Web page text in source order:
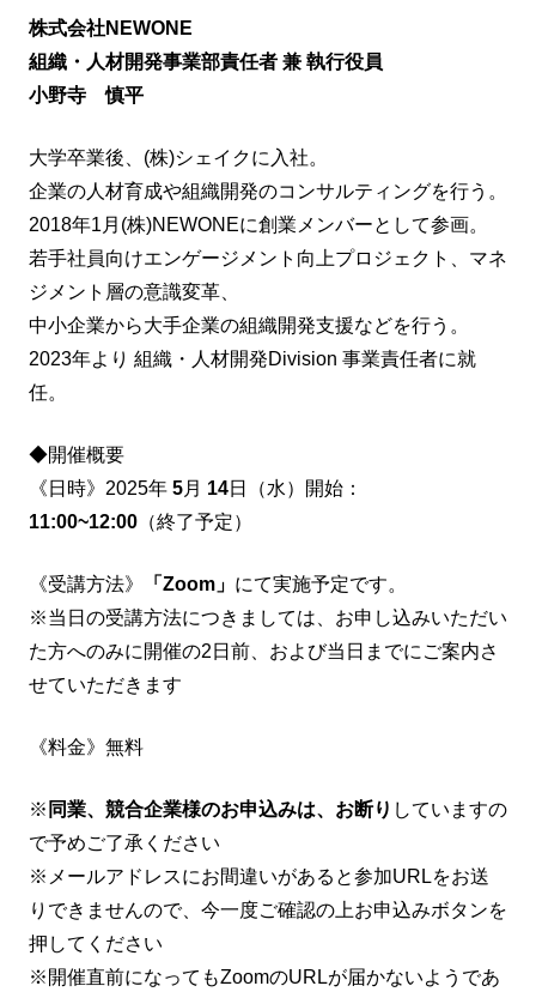
株式会社NEWONE
組織・人材開発事業部責任者 兼 執行役員
小野寺 慎平
大学卒業後、(株)シェイクに入社。
企業の人材育成や組織開発のコンサルティングを行う。
2018年1月(株)NEWONEに創業メンバーとして参画。
若手社員向けエンゲージメント向上プロジェクト、マネ
ジメント層の意識変革、
中小企業から大手企業の組織開発支援などを行う。
2023年より 組織・人材開発Division 事業責任者に就
任。
◆開催概要
《日時》2025年 5月 14日（水）開始：
11:00~12:00 （終了予定）
《受講方法》 「Zoom」 にて実施予定です。
※当日の受講方法につきましては、お申し込みいただい
た方へのみに開催の2日前、および当日までにご案内さ
せていただきます
《料金》無料
※ 同業、競合企業様のお申込みは、お断り していますの
で予めご了承ください
※メールアドレスにお間違いがあると参加URLをお送
りできませんので、今一度ご確認の上お申込みボタンを
押してください
※開催直前になってもZoomのURLが届かないようであ